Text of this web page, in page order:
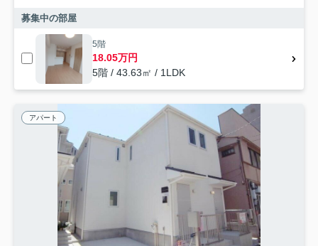
募集中の部屋
5階
18.05万円
5階 / 43.63㎡ / 1LDK
アパート